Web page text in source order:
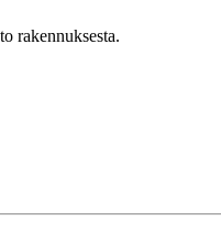
rakennuksesta.